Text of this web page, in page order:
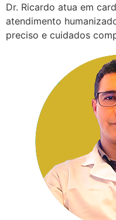
Dr. Ricardo atua em
atendimento
preciso e cuidados